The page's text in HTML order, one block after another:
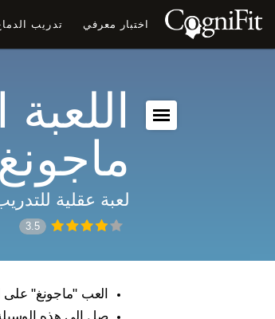
اختبار معرفي تدريب
ماجونغ
لعبة عقلية
3.5
العب "ماجونغ" على